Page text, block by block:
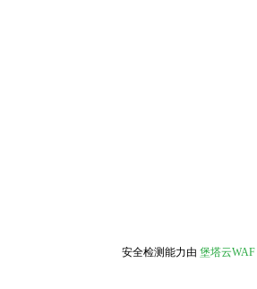
安全检测能力由 堡塔云WAF